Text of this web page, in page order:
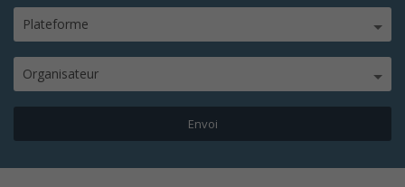
Plateforme
Organisateur